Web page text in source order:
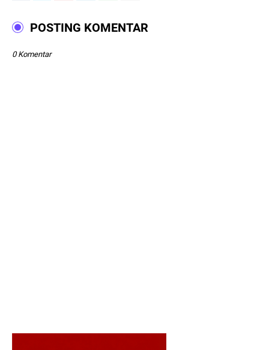
POSTING KOMENTAR
0 Komentar